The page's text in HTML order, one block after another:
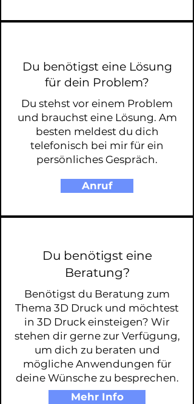
Du benötigst eine Lösung
für dein Problem?
Du stehst vor einem Problem
und brauchst eine Lösung. Am
besten meldest du dich
telefonisch bei mir für ein
persönliches Gespräch.
Anruf
Du benötigst eine
Beratung?
Benötigst du Beratung zum
Thema 3D Druck und möchtest
in 3D Druck einsteigen? Wir
stehen dir gerne zur Verfügung,
um dich zu beraten und
mögliche Anwendungen für
deine Wünsche zu besprechen.
Mehr Info